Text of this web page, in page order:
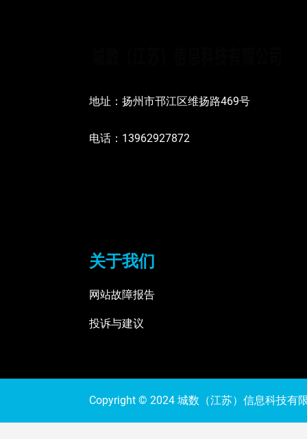
地址：扬州市邗江区维扬路469号
电话：13962927872
关于我们
网站故障报告
投诉与建议
Copyright © 2024 城数（江苏）信息科技